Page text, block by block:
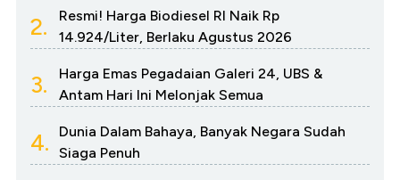
2.
Resmi! Harga Biodiesel RI Naik Rp
14.924/Liter, Berlaku Agustus 2026
3.
Harga Emas Pegadaian Galeri 24, UBS &
Antam Hari Ini Melonjak Semua
4.
Dunia Dalam Bahaya, Banyak Negara Sudah
Siaga Penuh